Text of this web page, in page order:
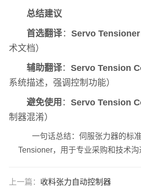
总结建议
首选翻译： Servo Tensioner
术文档）
辅助翻译： Servo Tension
系统描述，强调控制功能）
避免使用 ： Servo Tension
制器混淆）
一句话总结：伺服张力器的标
Tensioner，用于专业采购和技术沟
上一篇： 收料张力自动控制器